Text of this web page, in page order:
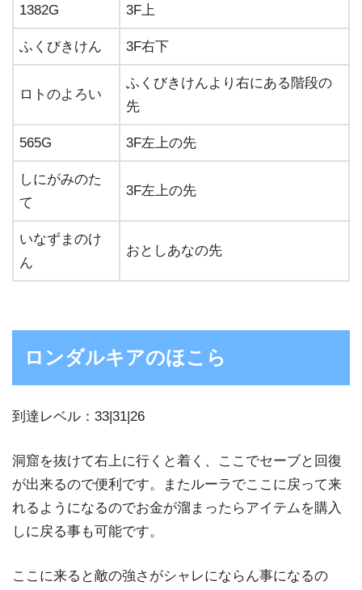
1382G 3F上
ふくびきけん 3F右下
ロトのよろい
ふくびきけんより右にある階段の
先
565G 3F左上の先
しにがみのた
て
3F左上の先
いなずまのけ
ん
おとしあなの先
ロンダルキアのほこら
到達レベル：33|31|26
洞窟を抜けて右上に行くと着く、ここでセーブと回復
が出来るので便利です。またルーラでここに戻って来
れるようになるのでお金が溜まったらアイテムを購入
しに戻る事も可能です。
ここに来ると敵の強さがシャレにならん事になるの